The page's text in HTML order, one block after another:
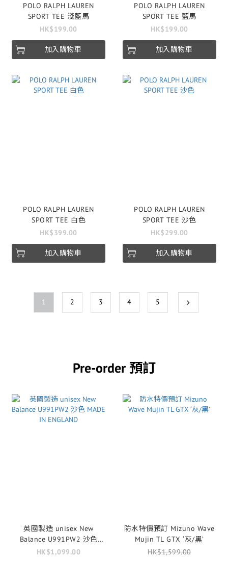
POLO RALPH LAUREN
SPORT TEE 淺藍馬
HK$199.00
加入購物車
POLO RALPH LAUREN
SPORT TEE 藍馬
HK$199.00
加入購物車
POLO RALPH LAUREN
SPORT TEE 白色
HK$399.00
加入購物車
POLO RALPH LAUREN
SPORT TEE 沙色
HK$299.00
加入購物車
1 2 3 4 5
Pre-order 預訂
英國製造 unisex New
Balance U991PW2 沙色
MADE IN ENGLAND
HK$1,099.00
防水特價預訂 Mizuno Wave
Mujin TL GTX ‘灰/黑’
HK$1,599.00